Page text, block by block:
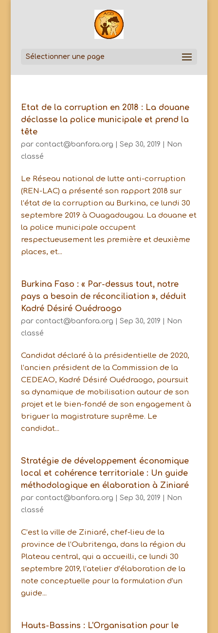
Sélectionner une page
Etat de la corruption en 2018 : La douane
déclasse la police municipale et prend la
tête
par contact@banfora.org Sep 30, 2019
Non
classé
Le Réseau national de lutte anti-corruption
(REN-LAC) a présenté son rapport 2018 sur
l’état de la corruption au Burkina, ce lundi 30
septembre 2019 à Ouagadougou. La douane et
la police municipale occupent
respectueusement les première et deuxième
places, et...
Burkina Faso : « Par-dessus tout, notre
pays a besoin de réconciliation », déduit
Kadré Désiré Ouédraogo
par contact@banfora.org Sep 30, 2019
Non
classé
Candidat déclaré à la présidentielle de 2020,
l’ancien président de la Commission de la
CEDEAO, Kadré Désiré Ouédraogo, poursuit
sa dynamique de mobilisation autour de son
projet et le bien-fondé de son engagement à
briguer la magistrature suprême. Le
candidat...
Stratégie de développement économique
local et cohérence territoriale : Un guide
méthodologique en élaboration à Ziniaré
par contact@banfora.org Sep 30, 2019
Non
classé
C’est la ville de Ziniaré, chef-lieu de la
province de l’Oubritenga, dans la région du
Plateau central, qui a accueilli, ce lundi 30
septembre 2019, l’atelier d’élaboration de la
note conceptuelle pour la formulation d’un
guide...
Hauts-Bassins : L'Organisation pour le